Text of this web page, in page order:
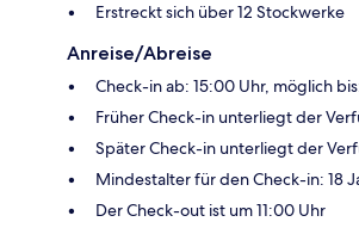
Erstreckt sich über 12 Stockwerke
Anreise/Abreise
Check-in ab: 15:00 Uhr, möglich
Früher Check-in unterliegt der
Später Check-in unterliegt der
Mindestalter für den Check-in: 18
Der Check-out ist um 11:00 Uhr